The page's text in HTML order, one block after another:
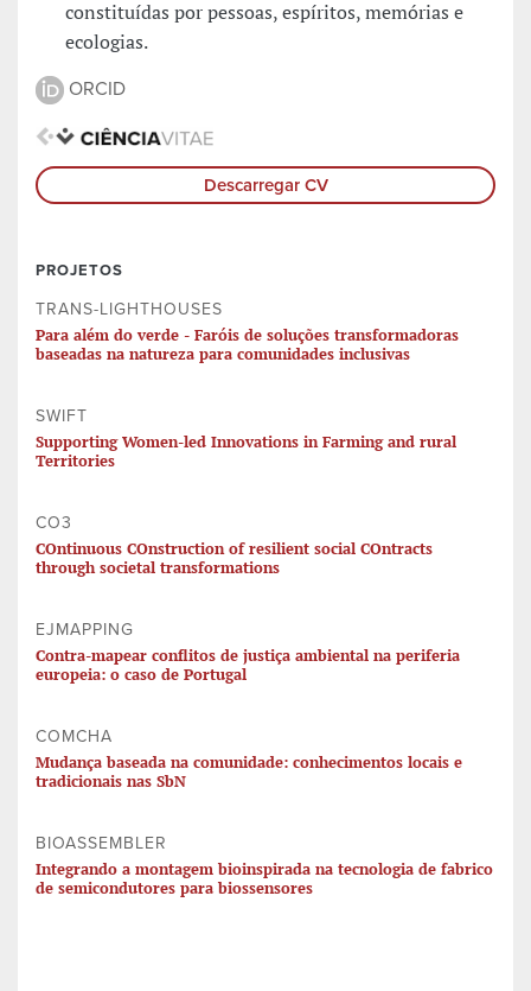
constituídas por pessoas, espíritos, memórias e
ecologias.
ORCID
Descarregar CV
PROJETOS
TRANS-LIGHTHOUSES
Para além do verde - Faróis de soluções transformadoras
baseadas na natureza para comunidades inclusivas
SWIFT
Supporting Women-led Innovations in Farming and rural
Territories
CO3
COntinuous COnstruction of resilient social COntracts
through societal transformations
EJMAPPING
Contra-mapear conflitos de justiça ambiental na periferia
europeia: o caso de Portugal
COMCHA
Mudança baseada na comunidade: conhecimentos locais e
tradicionais nas SbN
BIOASSEMBLER
Integrando a montagem bioinspirada na tecnologia de fabrico
de semicondutores para biossensores